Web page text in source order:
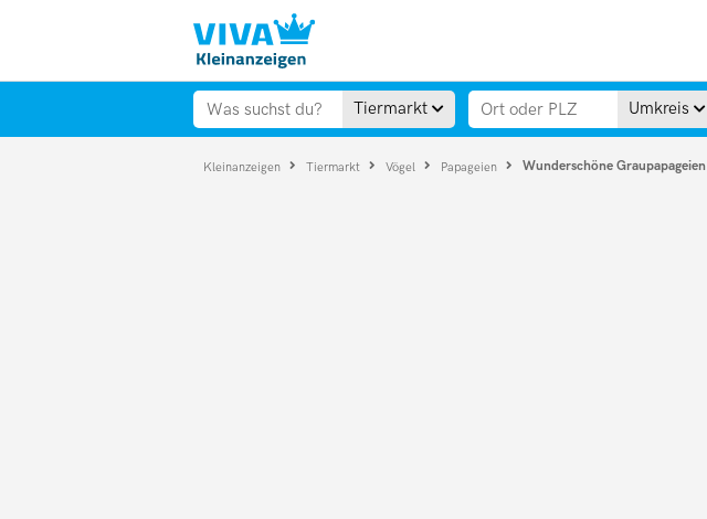
Tiermarkt Umkreis
Kleinanzeigen Tiermarkt Vögel Papageien Wunderschöne Graupapageien